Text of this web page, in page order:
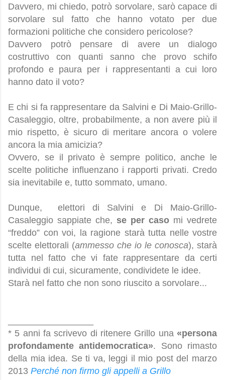
Davvero, mi chiedo, potrò sorvolare, sarò capace di
sorvolare sul fatto che hanno votato per due
formazioni politiche che considero pericolose?
Davvero potrò pensare di avere un dialogo
costruttivo con quanti sanno che provo schifo
profondo e paura per i rappresentanti a cui loro
hanno dato il voto?
E chi si fa rappresentare da Salvini e Di Maio-Grillo-
Casaleggio, oltre, probabilmente, a non avere più il
mio rispetto, è sicuro di meritare ancora o volere
ancora la mia amicizia?
Ovvero, se il privato è sempre politico, anche le
scelte politiche influenzano i rapporti privati. Credo
sia inevitabile e, tutto sommato, umano.
Dunque, elettori di Salvini e Di Maio-Grillo-
Casaleggio sappiate che, se per caso mi vedrete
“freddo” con voi, la ragione starà tutta nelle vostre
scelte elettorali (ammesso che io le conosca), starà
tutta nel fatto che vi fate rappresentare da certi
individui di cui, sicuramente, condividete le idee.
Starà nel fatto che non sono riuscito a sorvolare...
* 5 anni fa scrivevo di ritenere Grillo una «persona
profondamente antidemocratica». Sono rimasto
della mia idea. Se ti va, leggi il mio post del marzo
2013 Perché non firmo gli appelli a Grillo